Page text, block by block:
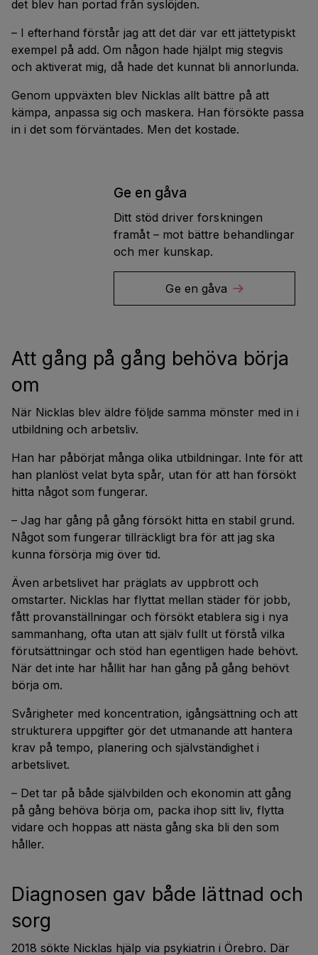
det blev han portad från syslöjden.
– I efterhand förstår jag att det där var ett jättetypiskt
exempel på add. Om någon hade hjälpt mig stegvis
och aktiverat mig, då hade det kunnat bli annorlunda.
Genom uppväxten blev Nicklas allt bättre på att
kämpa, anpassa sig och maskera. Han försökte passa
in i det som förväntades. Men det kostade.
Ge en gåva
Ditt stöd driver forskningen
framåt – mot bättre behandlingar
och mer kunskap.
Ge en gåva
Att gång på gång behöva börja
om
När Nicklas blev äldre följde samma mönster med in i
utbildning och arbetsliv.
Han har påbörjat många olika utbildningar. Inte för att
han planlöst velat byta spår, utan för att han försökt
hitta något som fungerar.
– Jag har gång på gång försökt hitta en stabil grund.
Något som fungerar tillräckligt bra för att jag ska
kunna försörja mig över tid.
Även arbetslivet har präglats av uppbrott och
omstarter. Nicklas har flyttat mellan städer för jobb,
fått provanställningar och försökt etablera sig i nya
sammanhang, ofta utan att själv fullt ut förstå vilka
förutsättningar och stöd han egentligen hade behövt.
När det inte har hållit har han gång på gång behövt
börja om.
Svårigheter med koncentration, igångsättning och att
strukturera uppgifter gör det utmanande att hantera
krav på tempo, planering och självständighet i
arbetslivet.
– Det tar på både självbilden och ekonomin att gång
på gång behöva börja om, packa ihop sitt liv, flytta
vidare och hoppas att nästa gång ska bli den som
håller.
Diagnosen gav både lättnad och
sorg
2018 sökte Nicklas hjälp via psykiatrin i Örebro. Där